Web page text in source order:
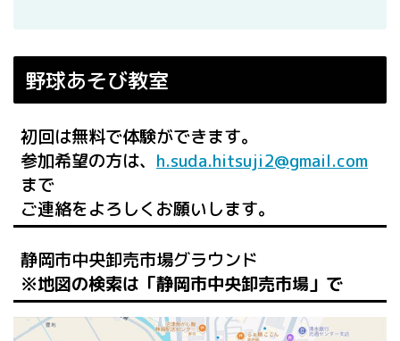
野球あそび教室
初回は無料で体験ができます。
参加希望の方は、 h.suda.hitsuji2@gmail.com
まで
ご連絡をよろしくお願いします。
静岡市中央卸売市場グラウンド
※地図の検索は「静岡市中央卸売市場」で